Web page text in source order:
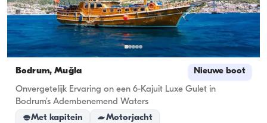
Bodrum, Muğla Nieuwe boot
Onvergetelijk Ervaring on een 6-Kajuit Luxe Gulet in
Bodrum’s Adembenemend Waters
Met kapitein
Motorjacht